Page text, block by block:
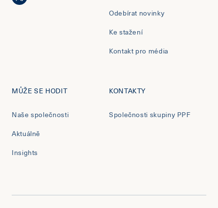
Odebírat novinky
Ke stažení
Kontakt pro média
MŮŽE SE HODIT
Naše společnosti
Aktuálně
Insights
KONTAKTY
Společnosti skupiny PPF